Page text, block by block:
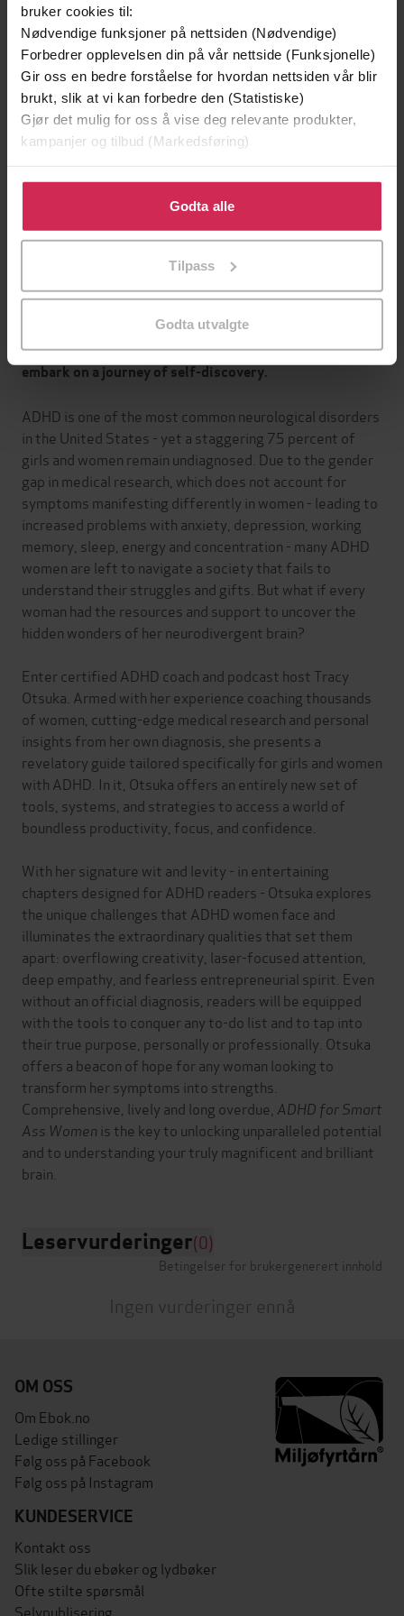
bruker cookies til:
Nødvendige funksjoner på nettsiden (Nødvendige)
Forbedrer opplevelsen din på vår nettside (Funksjonelle)
Gir oss en bedre forståelse for hvordan nettsiden vår blir
brukt, slik at vi kan forbedre den (Statistiske)
Gjør det mulig for oss å vise deg relevante produkter,
kampanjer og tilbud (Markedsføring)
Klikk på «Godta alle» for å gi oss ditt samtykke til å
bruke cookies for alle disse formålene. Du kan også
tilpasse ditt samtykke til spesifikke formål ved å klikke
Godta alle
Tilpass
Godta utvalgte
Sjanger Helse og livsstil
Språk English
Format mp3
DRM-
beskyttelse
Kun app
ISBN 9781035417117
An unprecedented guide for any woman with ADHD
looking to celebrate her unique brilliance and to
embark on a journey of self-discovery.
ADHD is one of the most common neurological disorders
in the United States - yet a staggering 75 percent of
girls and women remain undiagnosed. Due to the gender
gap in medical research, which does not account for
symptoms manifesting differently in women - leading to
increased problems with anxiety, depression, working
memory, sleep, energy and concentration - many ADHD
women are left to navigate a society that fails to
understand their struggles and gifts. But what if every
woman had the resources and support to uncover the
hidden wonders of her neurodivergent brain?
Enter certified ADHD coach and podcast host Tracy
Otsuka. Armed with her experience coaching thousands
of women, cutting-edge medical research and personal
insights from her own diagnosis, she presents a
revelatory guide tailored specifically for girls and women
with ADHD. In it, Otsuka offers an entirely new set of
tools, systems, and strategies to access a world of
boundless productivity, focus, and confidence.
With her signature wit and levity - in entertaining
chapters designed for ADHD readers - Otsuka explores
the unique challenges that ADHD women face and
illuminates the extraordinary qualities that set them
apart: overflowing creativity, laser-focused attention,
deep empathy, and fearless entrepreneurial spirit. Even
without an official diagnosis, readers will be equipped
with the tools to conquer any to-do list and to tap into
their true purpose, personally or professionally. Otsuka
offers a beacon of hope for any woman looking to
transform her symptoms into strengths.
Comprehensive, lively and long overdue, ADHD for Smart
Ass Women is the key to unlocking unparalleled potential
and to understanding your truly magnificent and brilliant
Leservurderinger(0)
Betingelser for brukergenerert innhold
Ingen vurderinger ennå
OM OSS
Om Ebok.no
Ledige stillinger
Følg oss på Facebook
Følg oss på Instagram
KUNDESERVICE
Kontakt oss
Slik leser du ebøker og lydbøker
Ofte stilte spørsmål
Selvpublisering